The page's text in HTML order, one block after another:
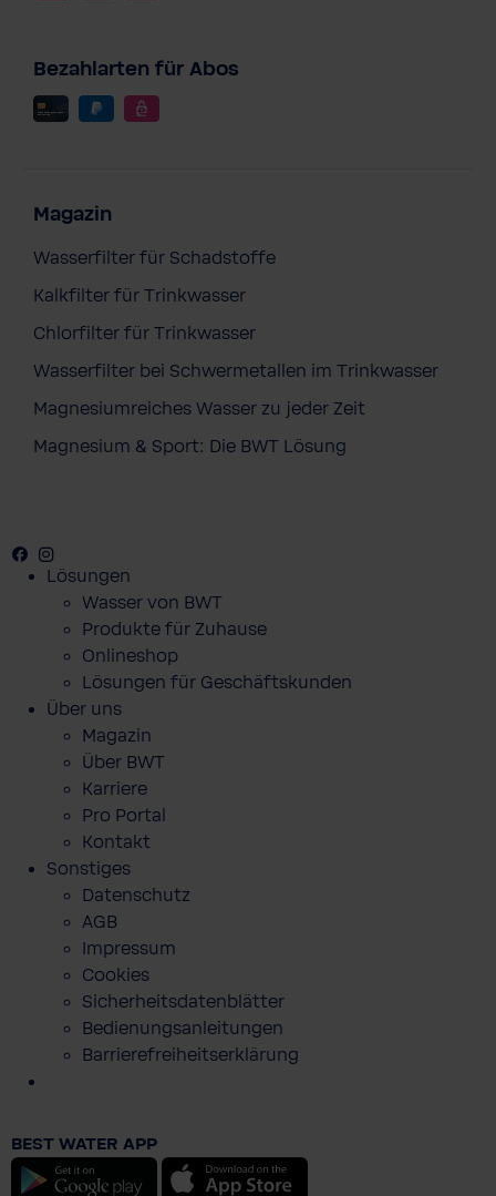
€ 24,90
Inhalt:1
Bezahlarten für Abos
Magazin
Wasserfilter für Schadstoffe
Kalkfilter für Trinkwasser
Chlorfilter für Trinkwasser
Wasserfilter bei Schwermetallen im Trinkwasser
Magnesiumreiches Wasser zu jeder Zeit
Magnesium & Sport: Die BWT Lösung
Facebook
Youtube
Lösungen
Wasser von BWT
Produkte für Zuhause
Onlineshop
Lösungen für Geschäftskunden
Über uns
Magazin
Über BWT
Karriere
Pro Portal
Kontakt
Sonstiges
Datenschutz
AGB
Impressum
Cookies
Sicherheitsdatenblätter
Bedienungsanleitungen
Barrierefreiheitserklärung
BEST WATER APP
Android